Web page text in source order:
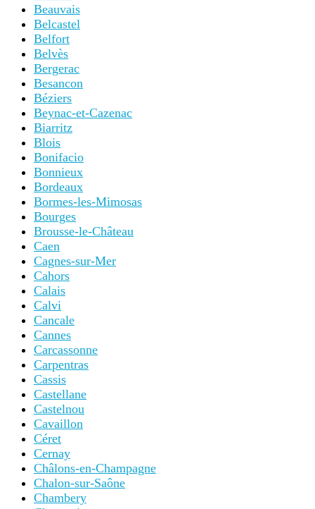
Beauvais
Belcastel
Belfort
Belvès
Bergerac
Besancon
Béziers
Beynac-et-Cazenac
Biarritz
Blois
Bonifacio
Bonnieux
Bordeaux
Bormes-les-Mimosas
Bourges
Brousse-le-Château
Caen
Cagnes-sur-Mer
Cahors
Calais
Calvi
Cancale
Cannes
Carcassonne
Carpentras
Cassis
Castellane
Castelnou
Cavaillon
Céret
Cernay
Châlons-en-Champagne
Chalon-sur-Saône
Chambery